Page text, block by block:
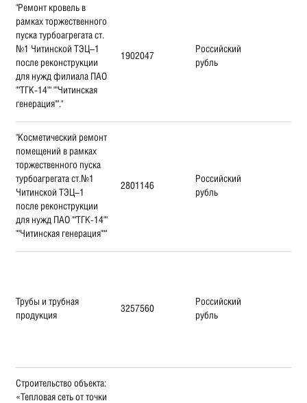
"Ремонт кровель в
рамках торжественного
пуска турбоагрегата ст.
№1 Читинской ТЭЦ–1
после реконструкции
для нужд филиала ПАО
""ТГК-14"" ""Читинская
генерация""."
1902047
Российский
рубль
"Косметический ремонт
помещений в рамках
торжественного пуска
турбоагрегата ст.№1
Читинской ТЭЦ–1
после реконструкции
для нужд ПАО ""ТГК-14""
""Читинская генерация"""
2801146
Российский
рубль
Трубы и трубная
продукция
3257560
Российский
рубль
Строительство объекта:
«Тепловая сеть от точки